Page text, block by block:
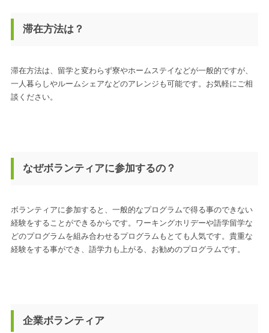
滞在方法は？
滞在方法は、留学と変わらず寮やホームステイなどが一般的ですが、
一人暮らしやルームシェアなどのアレンジも可能です。お気軽にご相
談ください。
なぜボランティアに参加するの？
ボランティアに参加すると、一般的なプログラムで得る事のできない
経験をすることができるからです。ワーキングホリデーや語学留学な
どのプログラムを組み合わせるプログラムもとても人気です。貴重な
経験をする事ができ、語学力も上がる、お勧めのプログラムです。
企業ボランティア